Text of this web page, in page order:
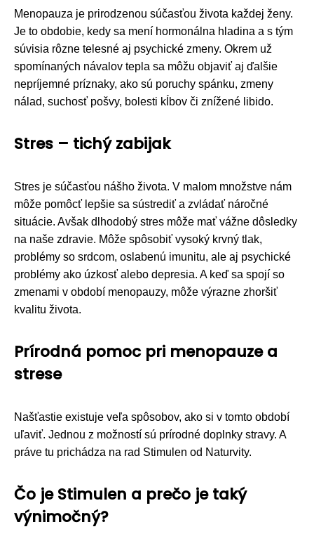
Menopauza je prirodzenou súčasťou života každej ženy.
Je to obdobie, kedy sa mení hormonálna hladina a s tým
súvisia rôzne telesné aj psychické zmeny. Okrem už
spomínaných návalov tepla sa môžu objaviť aj ďalšie
nepríjemné príznaky, ako sú poruchy spánku, zmeny
nálad, suchosť pošvy, bolesti kĺbov či znížené libido.
Stres – tichý zabijak
Stres je súčasťou nášho života. V malom množstve nám
môže pomôcť lepšie sa sústrediť a zvládať náročné
situácie. Avšak dlhodobý stres môže mať vážne dôsledky
na naše zdravie. Môže spôsobiť vysoký krvný tlak,
problémy so srdcom, oslabenú imunitu, ale aj psychické
problémy ako úzkosť alebo depresia. A keď sa spojí so
zmenami v období menopauzy, môže výrazne zhoršiť
kvalitu života.
Prírodná pomoc pri menopauze a
strese
Našťastie existuje veľa spôsobov, ako si v tomto období
uľaviť. Jednou z možností sú prírodné doplnky stravy. A
práve tu prichádza na rad Stimulen od Naturvity.
Čo je Stimulen a prečo je taký
výnimočný?